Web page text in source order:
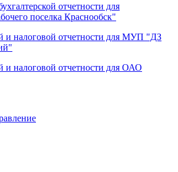
отчетности для
поселка Краснообск"
и налоговой отчетности для МУП "ДЗ
и налоговой отчетности для ОАО